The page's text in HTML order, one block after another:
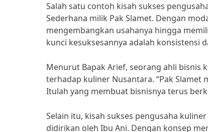
Salah satu contoh kisah sukses
Sederhana milik Pak Slamet. Dengan
mengembangkan usahanya hingga
kunci kesuksesannya adalah konsistensi
Menurut Bapak Arief, seorang ahli bisnis
terhadap kuliner Nusantara. “Pak
Itulah yang membuat bisnisnya terus
Selain itu, kisah sukses pengusaha
didirikan oleh Ibu Ani. Dengan konsep